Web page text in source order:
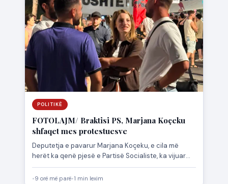
POLITIKË
FOTOLAJM/ Braktisi PS, Marjana Koçeku
shfaqet mes protestuesve
Deputetja e pavarur Marjana Koçeku, e cila më
herët ka qenë pjesë e Partisë Socialiste, ka vijuar
pjesëmarrjen…
•9 orë më parë•1 min lexim